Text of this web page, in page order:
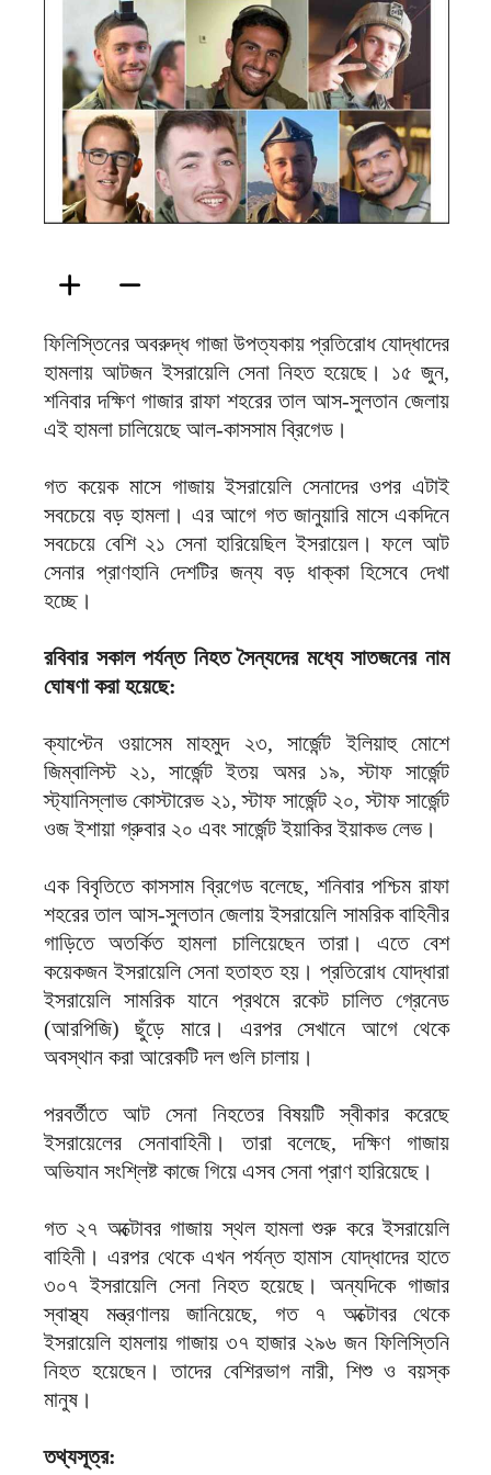
ফিরদাউস
ফিলিস্তিনের অবরুদ্ধ গাজা উপত্যকায় প্রতিরোধ যোদ্ধাদের
হামলায় আটজন ইসরায়েলি সেনা নিহত হয়েছে। ১৫ জুন,
শনিবার দক্ষিণ গাজার রাফা শহরের তাল আস-সুলতান জেলায়
এই হামলা চালিয়েছে আল-কাসসাম ব্রিগেড।
গত কয়েক মাসে গাজায় ইসরায়েলি সেনাদের ওপর এটাই
সবচেয়ে বড় হামলা। এর আগে গত জানুয়ারি মাসে একদিনে
সবচেয়ে বেশি ২১ সেনা হারিয়েছিল ইসরায়েল। ফলে আট
সেনার প্রাণহানি দেশটির জন্য বড় ধাক্কা হিসেবে দেখা
হচ্ছে।
রবিবার সকাল পর্যন্ত নিহত সৈন্যদের মধ্যে সাতজনের নাম
ঘোষণা করা হয়েছে:
ক্যাপ্টেন ওয়াসেম মাহমুদ ২৩, সার্জেন্ট ইলিয়াহু মোশে
জিম্বালিস্ট ২১, সার্জেন্ট ইতয় অমর ১৯, স্টাফ সার্জেন্ট
স্ট্যানিস্লাভ কোস্টারেভ ২১, স্টাফ সার্জেন্ট ২০, স্টাফ সার্জেন্ট
ওজ ইশায়া গ্রুবার ২০ এবং সার্জেন্ট ইয়াকির ইয়াকভ লেভ।
এক বিবৃতিতে কাসসাম ব্রিগেড বলেছে, শনিবার পশ্চিম রাফা
শহরের তাল আস-সুলতান জেলায় ইসরায়েলি সামরিক বাহিনীর
গাড়িতে অতর্কিত হামলা চালিয়েছেন তারা। এতে বেশ
কয়েকজন ইসরায়েলি সেনা হতাহত হয়। প্রতিরোধ যোদ্ধারা
ইসরায়েলি সামরিক যানে প্রথমে রকেট চালিত গ্রেনেড
(আরপিজি) ছুঁড়ে মারে। এরপর সেখানে আগে থেকে
অবস্থান করা আরেকটি দল গুলি চালায়।
পরবর্তীতে আট সেনা নিহতের বিষয়টি স্বীকার করেছে
ইসরায়েলের সেনাবাহিনী। তারা বলেছে, দক্ষিণ গাজায়
অভিযান সংশ্লিষ্ট কাজে গিয়ে এসব সেনা প্রাণ হারিয়েছে।
গত ২৭ অক্টোবর গাজায় স্থল হামলা শুরু করে ইসরায়েলি
বাহিনী। এরপর থেকে এখন পর্যন্ত হামাস যোদ্ধাদের হাতে
৩০৭ ইসরায়েলি সেনা নিহত হয়েছে। অন্যদিকে গাজার
স্বাস্থ্য মন্ত্রণালয় জানিয়েছে, গত ৭ অক্টোবর থেকে
ইসরায়েলি হামলায় গাজায় ৩৭ হাজার ২৯৬ জন ফিলিস্তিনি
নিহত হয়েছেন। তাদের বেশিরভাগ নারী, শিশু ও বয়স্ক
মানুষ।
তথ্যসূত্র: